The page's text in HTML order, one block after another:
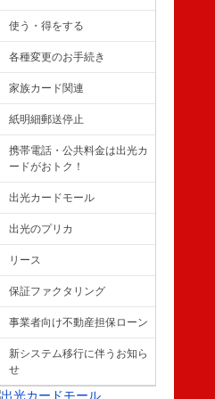
使う・得をする
各種変更のお手続き
家族カード関連
紙明細郵送停止
携帯電話・公共料金は出光カ
ードがおトク！
出光カードモール
出光のプリカ
リース
保証ファクタリング
事業者向け不動産担保ローン
新システム移行に伴うお知ら
せ